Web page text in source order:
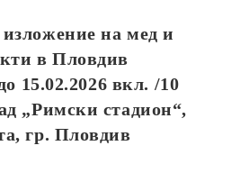
на мед и
в Пловдив
15.02.2026 вкл. /10
„Римски стадион“,
гр. Пловдив